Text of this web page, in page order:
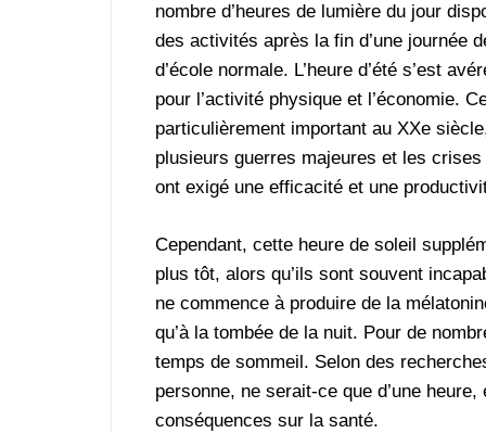
nombre d’heures de lumière du jour
des activités après la fin d’une journée
d’école normale. L’heure d’été s’est
pour l’activité physique et l’économie.
particulièrement important au XXe
plusieurs guerres majeures et les crises
ont exigé une efficacité et une
Cependant, cette heure de soleil
plus tôt, alors qu’ils sont souvent
ne commence à produire de la
qu’à la tombée de la nuit. Pour de
temps de sommeil. Selon des
personne, ne serait-ce que d’une
conséquences sur la santé.